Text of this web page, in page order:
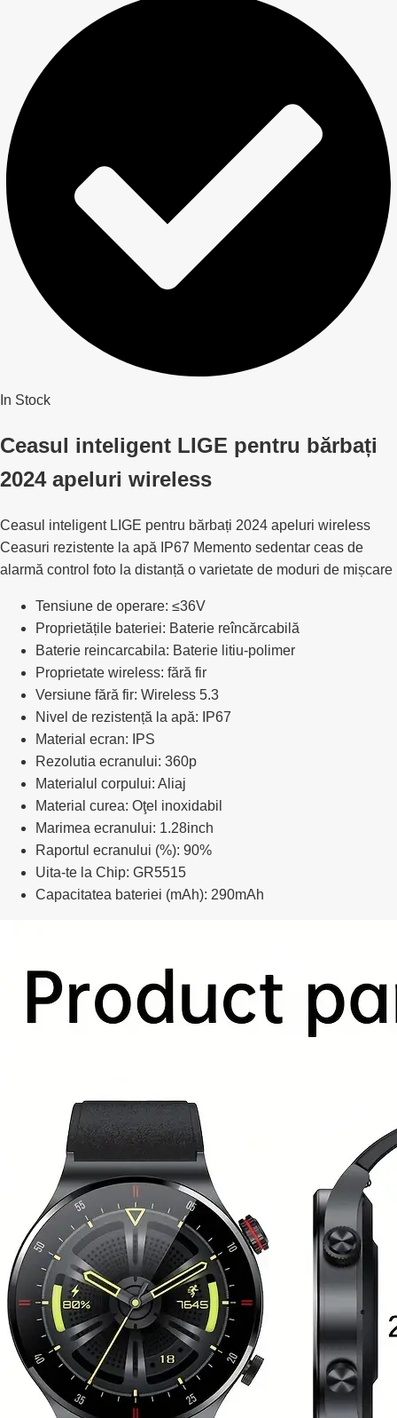
In Stock
Ceasul inteligent LIGE pentru bărbați
2024 apeluri wireless
Ceasul inteligent LIGE pentru bărbați 2024 apeluri wireless
Ceasuri rezistente la apă IP67 Memento sedentar ceas de
alarmă control foto la distanță o varietate de moduri de mișcare
Tensiune de operare: ≤36V
Proprietățile bateriei: Baterie reîncărcabilă
Baterie reincarcabila: Baterie litiu-polimer
Proprietate wireless: fără fir
Versiune fără fir: Wireless 5.3
Nivel de rezistență la apă: IP67
Material ecran: IPS
Rezolutia ecranului: 360p
Materialul corpului: Aliaj
Material curea: Oţel inoxidabil
Marimea ecranului: 1.28inch
Raportul ecranului (%): 90%
Uita-te la Chip: GR5515
Capacitatea bateriei (mAh): 290mAh